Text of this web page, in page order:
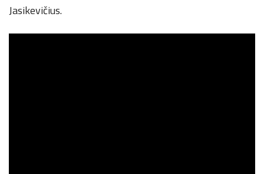
Jasikevičius.